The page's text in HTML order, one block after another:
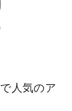
件、5つ星中4.86つ
人気のア